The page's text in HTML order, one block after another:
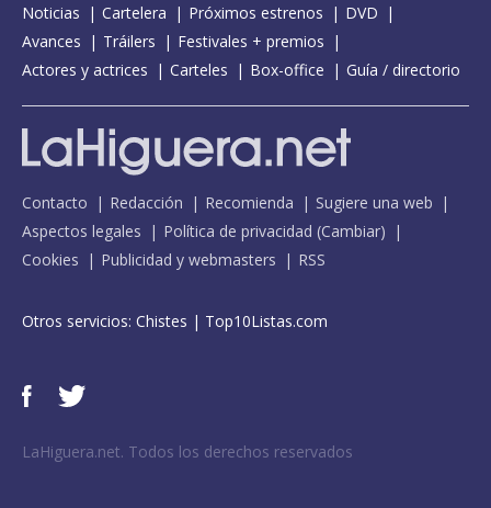
Noticias Cartelera Próximos estrenos
DVD
Avances
Tráilers
Festivales + premios
Actores y actrices
Carteles Box-office Guía / directorio
Contacto Redacción Recomienda
Sugiere una web
Aspectos legales
Política de privacidad (Cambiar)
Cookies
Publicidad y webmasters RSS
Otros servicios: Chistes | Top10Listas.com
LaHiguera.net. Todos los derechos reservados